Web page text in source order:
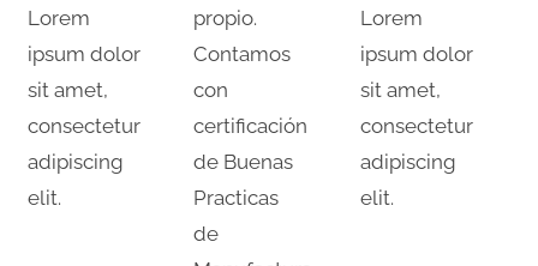
Lorem
ipsum dolor
sit amet,
consectetur
adipiscing
elit.
propio.
Contamos
con
certificación
de Buenas
Practicas
de
Lorem
ipsum dolor
sit amet,
consectetur
adipiscing
elit.